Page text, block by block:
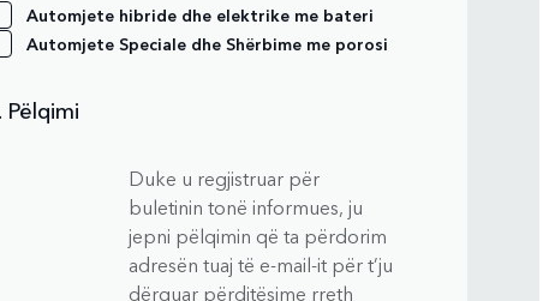
Automjete hibride dhe elektrike me bateri
Automjete Speciale dhe Shërbime me porosi
Pëlqimi
Duke u regjistruar për
buletinin tonë informues, ju
jepni pëlqimin që ta përdorim
adresën tuaj të e-mail-it për t’ju
dërguar përditësime rreth